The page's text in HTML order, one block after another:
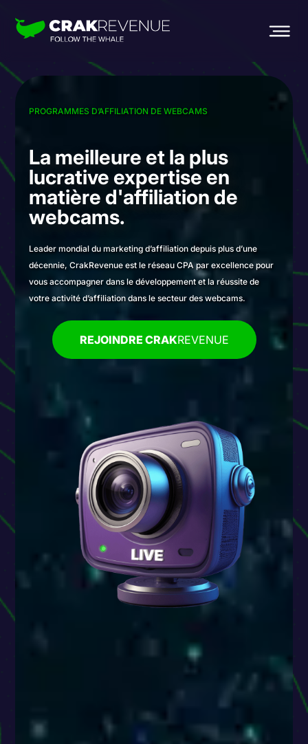
PROGRAMMES D’AFFILIATION DE WEBCAMS
La meilleure et la plus
lucrative expertiseen
matière d'affiliationde
webcams.
Leader mondial du marketing d’affiliation depuis plus d’une
décennie, CrakRevenue est le réseau CPA par excellence pour
vous accompagner dans le développement et la réussite de
votre activité d’affiliation dans le secteur des webcams.
REJOINDRE CRAKREVENUE